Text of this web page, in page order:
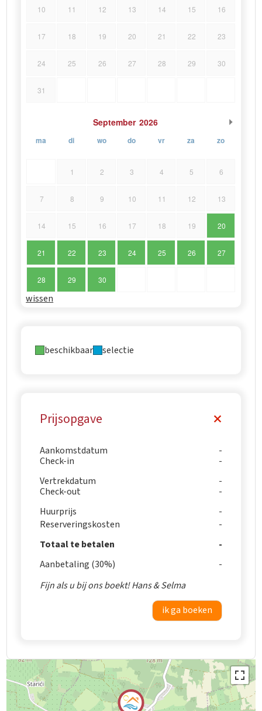
10 11 12 13 14 15 16
17 18 19 20 21 22 23
24 25 26 27 28 29 30
31
September 2026
ma di wo do vr za zo
1 2 3 4 5 6
7 8 9 10 11 12 13
14 15 16 17 18 19 20
21 22 23 24 25 26 27
28 29 30
wissen
beschikbaar selectie
Prijsopgave
Aankomstdatum
Check-in
Vertrekdatum
Check-out
Huurprijs
Reserveringskosten
Totaal te betalen
Aanbetaling (30%)
Fijn als u bij ons boekt! Hans & Selma
ik ga boeken